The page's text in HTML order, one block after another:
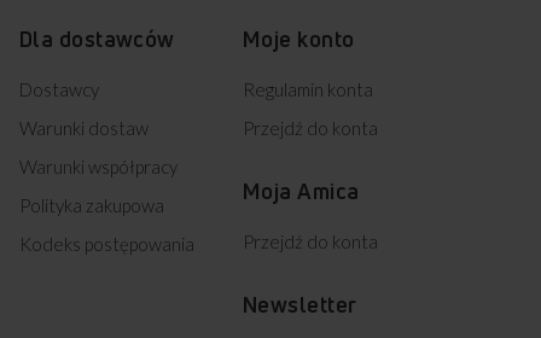
Dla dostawców
Dostawcy
Warunki dostaw
Warunki współpracy
Polityka zakupowa
Kodeks postępowania
Moje konto
Regulamin konta
Przejdź do konta
Moja Amica
Przejdź do konta
Newsletter